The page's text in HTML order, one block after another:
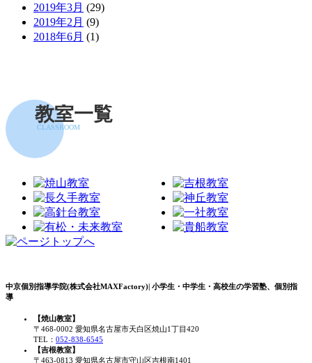
2019年3月 (29)
2019年2月 (9)
2018年6月 (1)
教室一覧
CLASSROOM
中京個別指導学院(株式会社MAXFactory)| 小学生・中学生・高校生の学習塾、個別指
導
【焼山教室】
〒468-0002 愛知県名古屋市天白区焼山1丁目420
TEL： 052-838-6545
【吉根教室】
〒463-0813 愛知県名古屋市守山区吉根南1401